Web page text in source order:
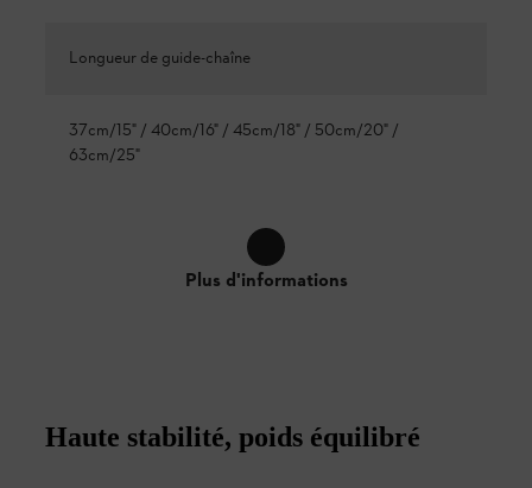
Longueur de guide-chaîne
37cm/15" / 40cm/16" / 45cm/18" / 50cm/20" /
63cm/25"
Plus d'informations
Haute stabilité, poids équilibré